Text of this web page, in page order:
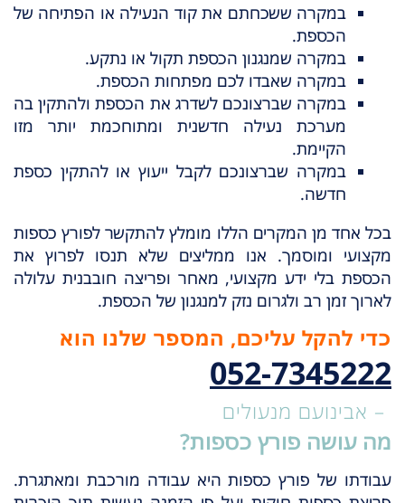
במקרה ששכחתם את קוד הנעילה או הפתיחה של
הכספת.
במקרה שמנגנון הכספת תקול או נתקע.
במקרה שאבדו לכם מפתחות הכספת.
במקרה שברצונכם לשדרג את הכספת ולהתקין בה
מערכת נעילה חדשנית ומתוחכמת יותר מזו
הקיימת.
במקרה שברצונכם לקבל ייעוץ או להתקין כספת
חדשה.
בכל אחד מן המקרים הללו מומלץ להתקשר לפורץ כספות
מקצועי ומוסמך. אנו ממליצים שלא תנסו לפרוץ את
הכספת בלי ידע מקצועי, מאחר ופריצה חובבנית עלולה
לארוך זמן רב ולגרום נזק למנגנון של הכספת.
כדי להקל עליכם, המספר שלנו הוא
052-7345222
– אבינועם מנעולים
מה עושה פורץ כספות?
עבודתו של פורץ כספות היא עבודה מורכבת ומאתגרת.